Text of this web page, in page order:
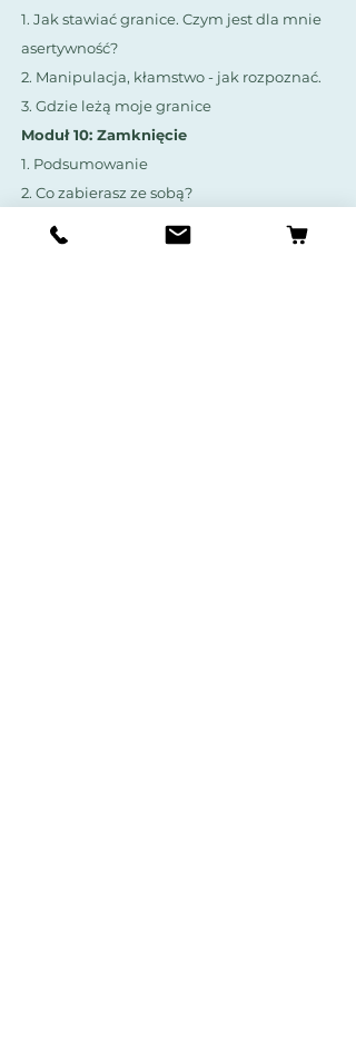
1. Jak stawiać granice. Czym jest dla mnie
asertywność?
2. Manipulacja, kłamstwo - jak rozpoznać.
3. Gdzie leżą moje granice
Moduł 10: Zamknięcie
1. Podsumowanie
2. Co zabierasz ze sobą?
3. Co chciałbyś nam zostawić?